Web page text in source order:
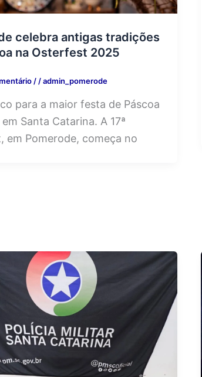
celebra antigas tradições
na Osterfest 2025
/ /admin_pomerode
para a maior festa de Páscoa
Santa Catarina. A 17ª
em Pomerode, começa no